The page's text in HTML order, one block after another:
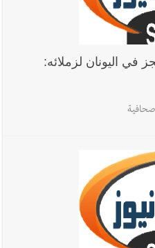
في اليونان لزملائه: